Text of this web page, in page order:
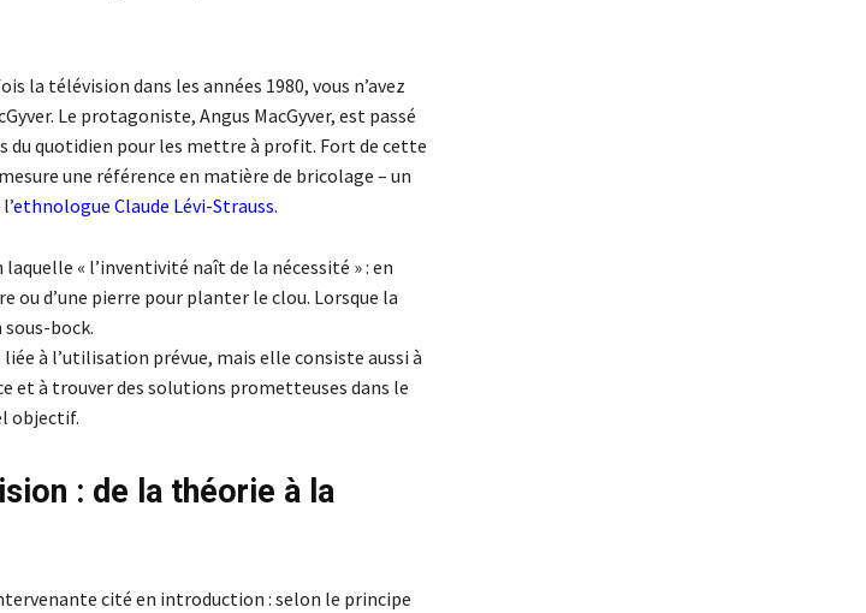
la télévision dans les années 1980, vous n’avez
Le protagoniste, Angus MacGyver, est passé
du quotidien pour les mettre à profit. Fort de cette
une référence en matière de bricolage – un
ethnologue Claude Lévi-Strauss.
« l’inventivité naît de la nécessité » : en
ou d’une pierre pour planter le clou. Lorsque la
sous-bock.
à l’utilisation prévue, mais elle consiste aussi à
et à trouver des solutions prometteuses dans le
objectif.
: de la théorie à la
cité en introduction : selon le principe